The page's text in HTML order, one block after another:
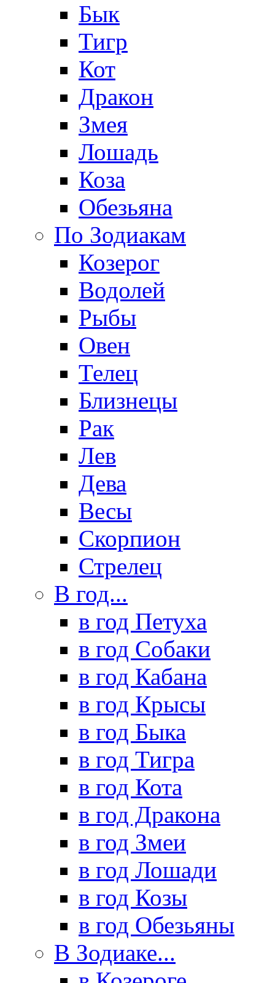
Бык
Тигр
Кот
Дракон
Змея
Лошадь
Коза
Обезьяна
По Зодиакам
Козерог
Водолей
Рыбы
Овен
Телец
Близнецы
Рак
Лев
Дева
Весы
Скорпион
Стрелец
В год...
в год Петуха
в год Собаки
в год Кабана
в год Крысы
в год Быка
в год Тигра
в год Кота
в год Дракона
в год Змеи
в год Лошади
в год Козы
в год Обезьяны
В Зодиаке...